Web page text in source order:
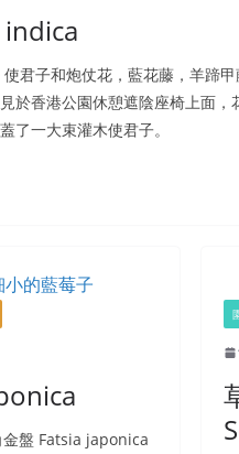
君子和炮仗花，藍花藤，羊蹄
於香港公園休憩遮陰座椅上面
了一大束灌木使君子。
盤 Fatsia japonica